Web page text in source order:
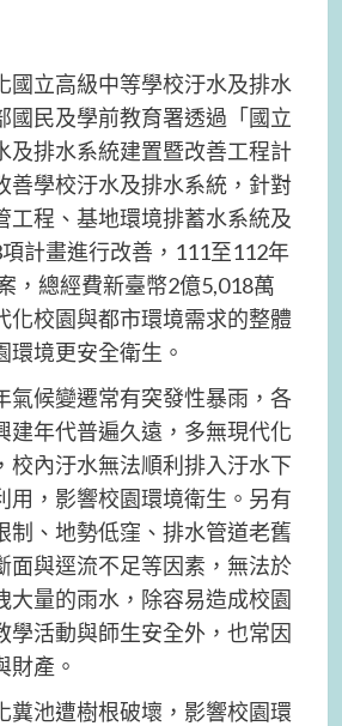
國立高級中等學校汙水及排水
國民及學前教育署透過「國立
及排水系統建置暨改善工程計
善學校汙水及排水系統，針對
工程、基地環境排蓄水系統及
計畫進行改善，111至112年
，總經費新臺幣2億5,018萬
化校園與都市環境需求的整體
環境更安全衛生。
氣候變遷常有突發性暴雨，各
建年代普遍久遠，多無現代化
校內汙水無法順利排入汙水下
用，影響校園環境衛生。另有
制、地勢低窪、排水管道老舊
面與逕流不足等因素，無法於
大量的雨水，除容易造成校園
學活動與師生安全外，也常因
財產。
糞池遭樹根破壞，影響校園環